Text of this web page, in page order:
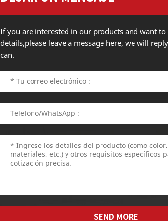
If you are interested in our products and want
details,please leave a message here, we will
can.
SEND MORE